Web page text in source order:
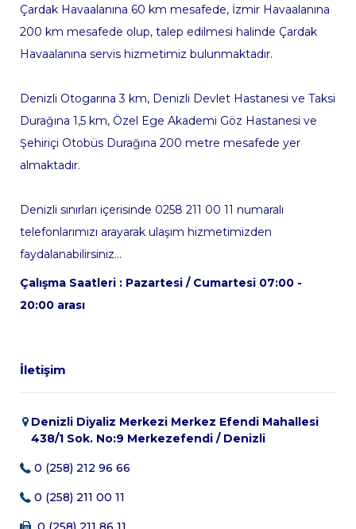
Çardak Havaalanına 60 km mesafede, İzmir Havaalanına
200 km mesafede olup, talep edilmesi halinde Çardak
Havaalanına servis hizmetimiz bulunmaktadır.
Denizli Otogarına 3 km, Denizli Devlet Hastanesi ve Taksi
Durağına 1,5 km, Özel Ege Akademi Göz Hastanesi ve
Şehiriçi Otobüs Durağına 200 metre mesafede yer
almaktadır.
Denizli sınırları içerisinde 0258 211 00 11 numaralı
telefonlarımızı arayarak ulaşım hizmetimizden
faydalanabilirsiniz...
Çalışma Saatleri : Pazartesi / Cumartesi 07:00 -
20:00 arası
İletişim
Denizli Diyaliz Merkezi Merkez Efendi Mahallesi
438/1 Sok. No:9 Merkezefendi / Denizli
0 (258) 212 96 66
0 (258) 211 00 11